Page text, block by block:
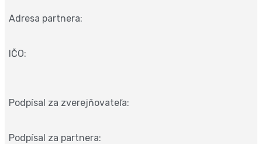
Adresa partnera:
IČO:
Podpísal za zverejňovateľa:
Podpísal za partnera: